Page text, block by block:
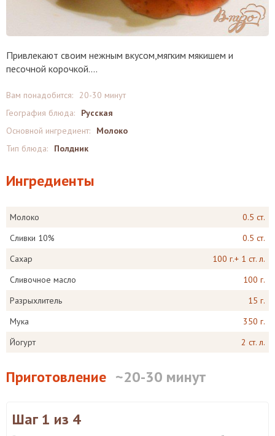
Привлекают своим нежным вкусом,мягким мякишем и
песочной корочкой....
Вам понадобится:
20-30 минут
География блюда:
Русская
Основной ингредиент:
Молоко
Тип блюда:
Полдник
Ингредиенты
Молоко
0.5 ст.
Сливки 10%
0.5 ст.
Сахар
100 г.+ 1 ст. л.
Сливочное масло
100 г.
Разрыхлитель
15 г.
Мука
350 г.
Йогурт
2 ст. л.
Приготовление ~20-30 минут
Шаг 1 из 4